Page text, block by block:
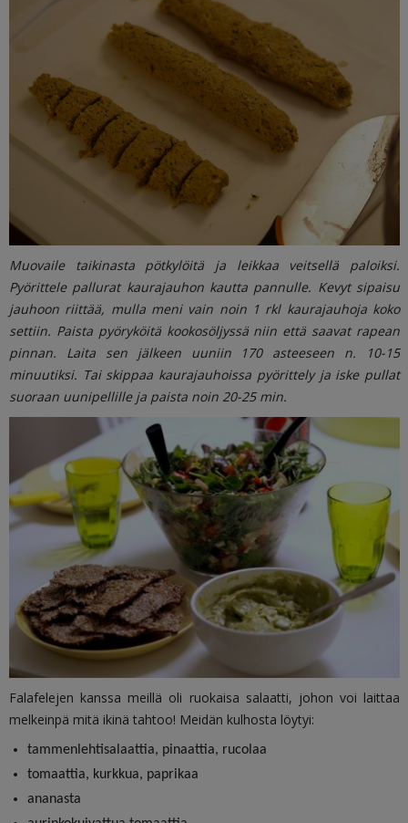
Muovaile taikinasta pötkylöitä ja leikkaa veitsellä paloiksi.
Pyörittele pallurat kaurajauhon kautta pannulle. Kevyt sipaisu
jauhoon riittää, mulla meni vain noin 1 rkl kaurajauhoja koko
settiin. Paista pyöryköitä kookosöljyssä niin että saavat rapean
pinnan. Laita sen jälkeen uuniin 170 asteeseen n. 10-15
minuutiksi. Tai skippaa kaurajauhoissa pyörittely ja iske pullat
suoraan uunipellille ja paista noin 20-25 min.
Falafelejen kanssa meillä oli ruokaisa salaatti, johon voi laittaa
melkeinpä mitä ikinä tahtoo! Meidän kulhosta löytyi:
tammenlehtisalaattia, pinaattia, rucolaa
tomaattia, kurkkua, paprikaa
ananasta